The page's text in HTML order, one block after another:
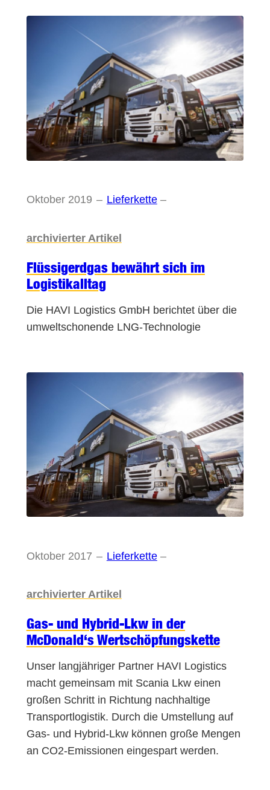
Oktober 2019 – Lieferkette–
archivierter Artikel
Flüssigerdgas bewährt sich im
Logistikalltag
Die HAVI Logistics GmbH berichtet über die
umweltschonende LNG-Technologie
Oktober 2017 – Lieferkette–
archivierter Artikel
Gas- und Hybrid-Lkw in der
McDonald‘s Wertschöpfungskette
Unser langjähriger Partner HAVI Logistics
macht gemeinsam mit Scania Lkw einen
großen Schritt in Richtung nachhaltige
Transportlogistik. Durch die Umstellung auf
Gas- und Hybrid-Lkw können große Mengen
an CO2-Emissionen eingespart werden.